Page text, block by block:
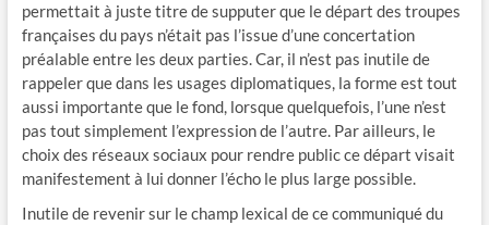
permettait à juste titre de supputer que le départ des troupes
françaises du pays n’était pas l’issue d’une concertation
préalable entre les deux parties. Car, il n’est pas inutile de
rappeler que dans les usages diplomatiques, la forme est tout
aussi importante que le fond, lorsque quelquefois, l’une n’est
pas tout simplement l’expression de l’autre. Par ailleurs, le
choix des réseaux sociaux pour rendre public ce départ visait
manifestement à lui donner l’écho le plus large possible.
Inutile de revenir sur le champ lexical de ce communiqué du